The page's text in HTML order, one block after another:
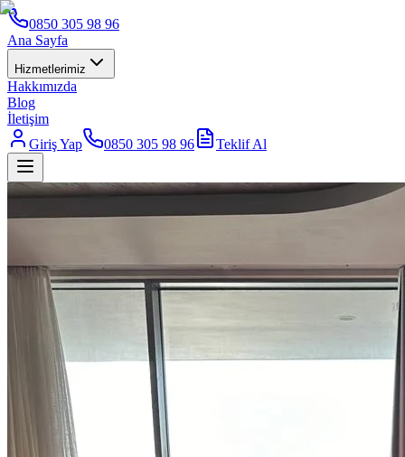
0850 305 98 96
Ana Sayfa
Hizmetlerimiz
Hakkımızda
Blog
İletişim
Giriş Yap
0850 305 98 96 Teklif Al